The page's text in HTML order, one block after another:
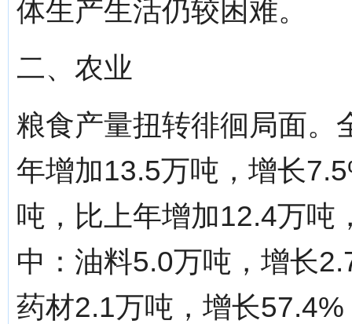
体生产生活仍较困难。
二、农业
粮食产量扭转徘徊局面。
年增加13.5万吨，增长
吨，比上年增加12.4万吨
中：油料5.0万吨，增长
药材2.1万吨，增长